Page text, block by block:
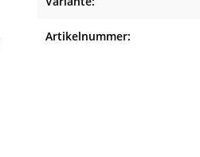
Artikelnummer: